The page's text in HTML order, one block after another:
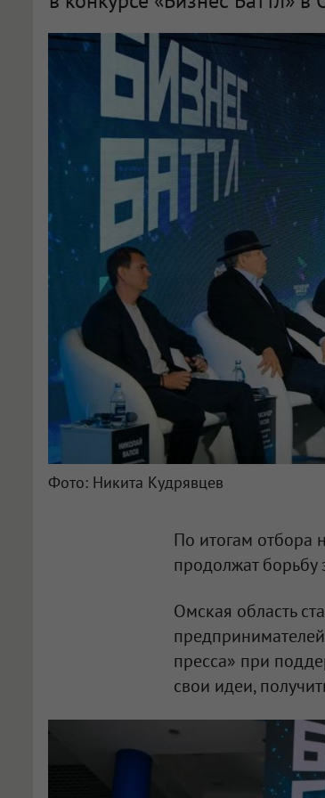
Фото: Никита Кудрявцев
По итогам отбора
продолжат борьбу
Омская область
пресса» при
свои идеи,